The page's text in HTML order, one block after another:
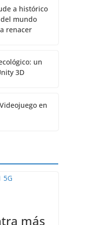
a histórico
mundo
renacer
un
3D
en
más